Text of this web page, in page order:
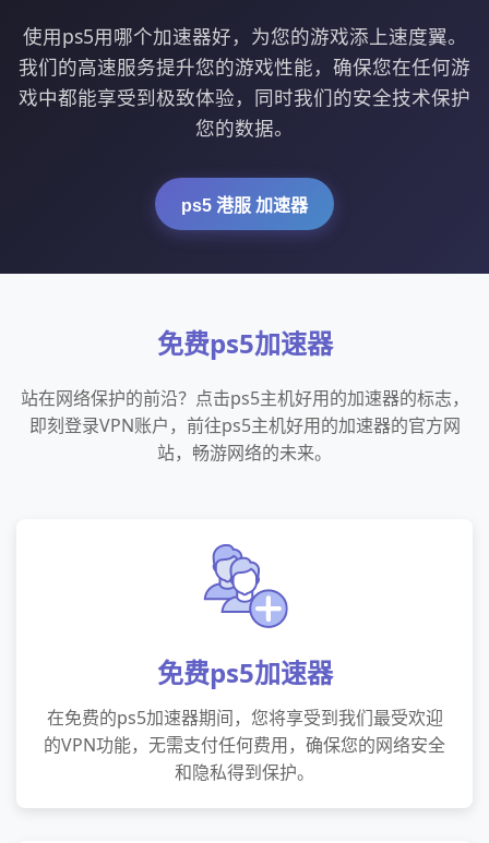
使用ps5用哪个加速器好，为您的游戏添上速度翼。
我们的高速服务提升您的游戏性能，确保您在任何游
戏中都能享受到极致体验，同时我们的安全技术保护
您的数据。
ps5 港服 加速器
免费ps5加速器
站在网络保护的前沿？点击ps5主机好用的加速器的标志，
即刻登录VPN账户，前往ps5主机好用的加速器的官方网
站，畅游网络的未来。
免费ps5加速器
在免费的ps5加速器期间，您将享受到我们最受欢迎
的VPN功能，无需支付任何费用，确保您的网络安全
和隐私得到保护。